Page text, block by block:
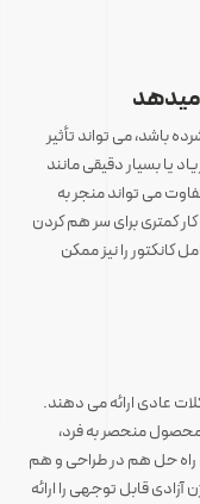
باشد، می تواند تأثیر
یا بسیار دقیقی مانند
می تواند منجر به
کمتری برای سر هم کردن
کانکتور را نیز ممکن
عادی ارائه می دهند.
محصول منحصر به فرد،
راه حل هم در طراحی و هم
قابل توجهی را ارائه